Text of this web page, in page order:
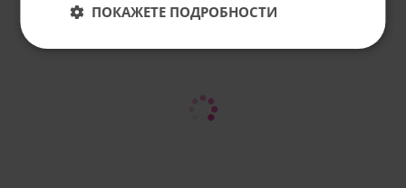
ПОКАЖЕТЕ ПОДРОБНОСТИ